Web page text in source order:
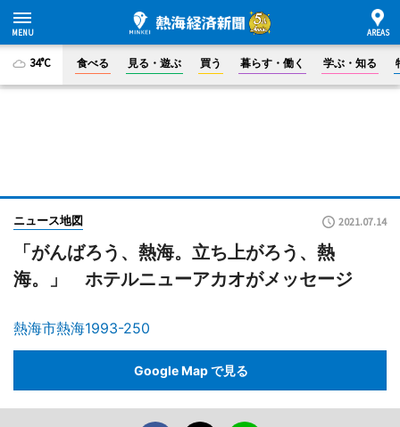
34°C 食べる 見る・遊ぶ 買う 暮らす・働く 学ぶ・知る
ニュース地図 2021.07.14
「がんばろう、熱海。立ち上がろう、熱
海。」 ホテルニューアカオがメッセージ
熱海市熱海1993-250
Google Map で見る